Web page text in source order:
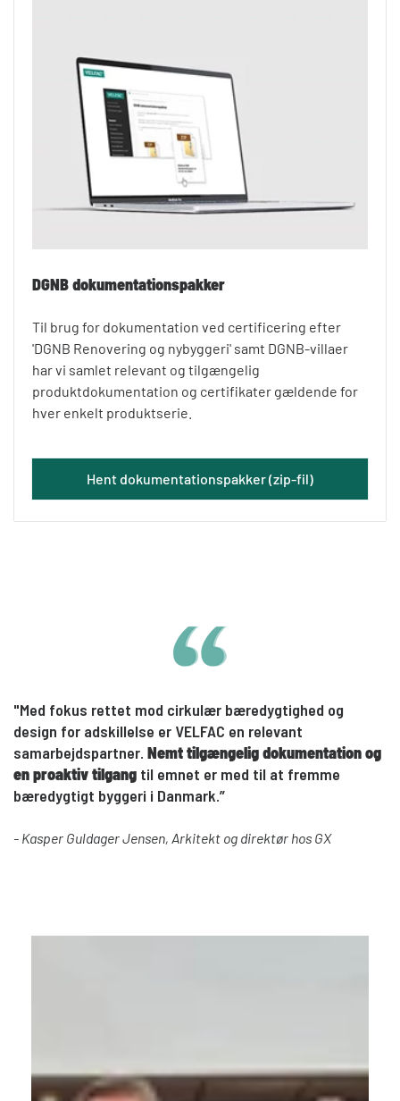
DGNB dokumentationspakker
Til brug for dokumentation ved certificering efter
'DGNB Renovering og nybyggeri' samt DGNB-villaer
har vi samlet relevant og tilgængelig
produktdokumentation og certifikater gældende for
hver enkelt produktserie.
Hent dokumentationspakker (zip-fil)
"Med fokus rettet mod cirkulær bæredygtighed og
design for adskillelse er VELFAC en relevant
samarbejdspartner. Nemt tilgængelig dokumentation og
en proaktiv tilgang til emnet er med til at fremme
bæredygtigt byggeri i Danmark.”
- Kasper Guldager Jensen, Arkitekt og direktør hos GX